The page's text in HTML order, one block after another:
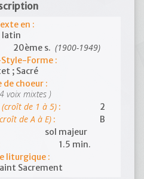
en :
latin
20ème s. (1900-1949)
Forme :
; Sacré
de choeur :
voix mixtes )
(croît de 1 à 5):
2
de A à E) :
B
sol majeur
1.5 min.
liturgique :
Sacrement